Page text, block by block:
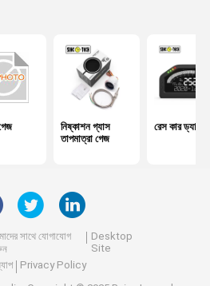
নিষ্কাশন গ্যাস
তাপমাত্রা গেজ
রেস কার
সাথে যোগাযোগ
Desktop
Site
Privacy Policy